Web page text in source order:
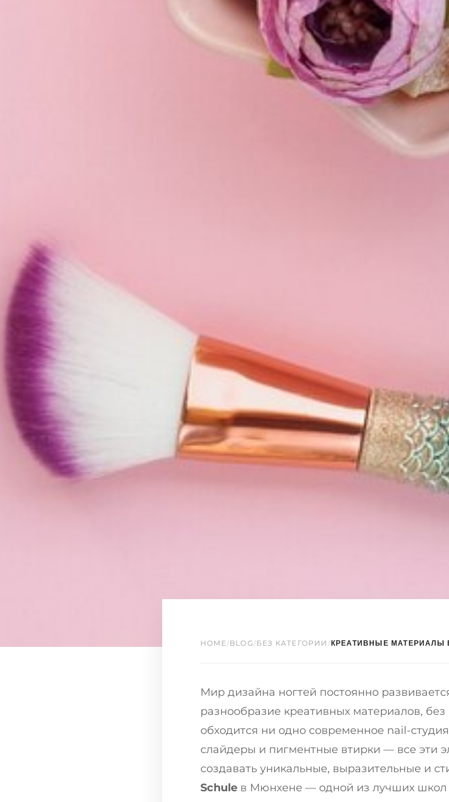
HOME/BLOG/БЕЗ КАТЕГОРИИ /КРЕАТИВНЫЕ МАТЕРИАЛЫ
Мир дизайна ногтей постоянно
разнообразие креативных материалов, без
обходится ни одно современное nail-
слайдеры и пигментные втирки — все эти
создавать уникальные, выразительные и
Schule в Мюнхене — одной из лучших